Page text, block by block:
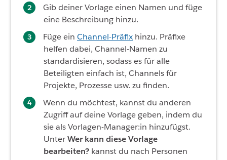
Gib deiner Vorlage einen Namen und füge
eine Beschreibung hinzu.
Füge ein Channel-Präfix hinzu. Präfixe
helfen dabei, Channel-Namen zu
standardisieren, sodass es für alle
Beteiligten einfach ist, Channels für
Projekte, Prozesse usw. zu finden.
Wenn du möchtest, kannst du anderen
Zugriff auf deine Vorlage geben, indem du
sie als Vorlagen-Manager:in hinzufügst.
UnterWer kann diese Vorlage
bearbeiten? kannst du nach Personen